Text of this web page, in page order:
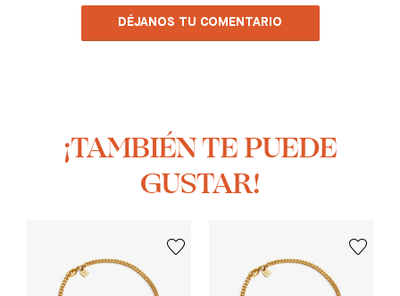
DÉJANOS TU COMENTARIO
¡TAMBIÉN TE PUEDE
GUSTAR!